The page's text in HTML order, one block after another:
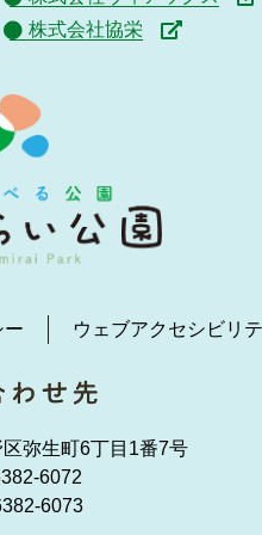
株式会社協栄
ー ウェブアクセシビリ
弥生町6丁目1番7号
6072
6073